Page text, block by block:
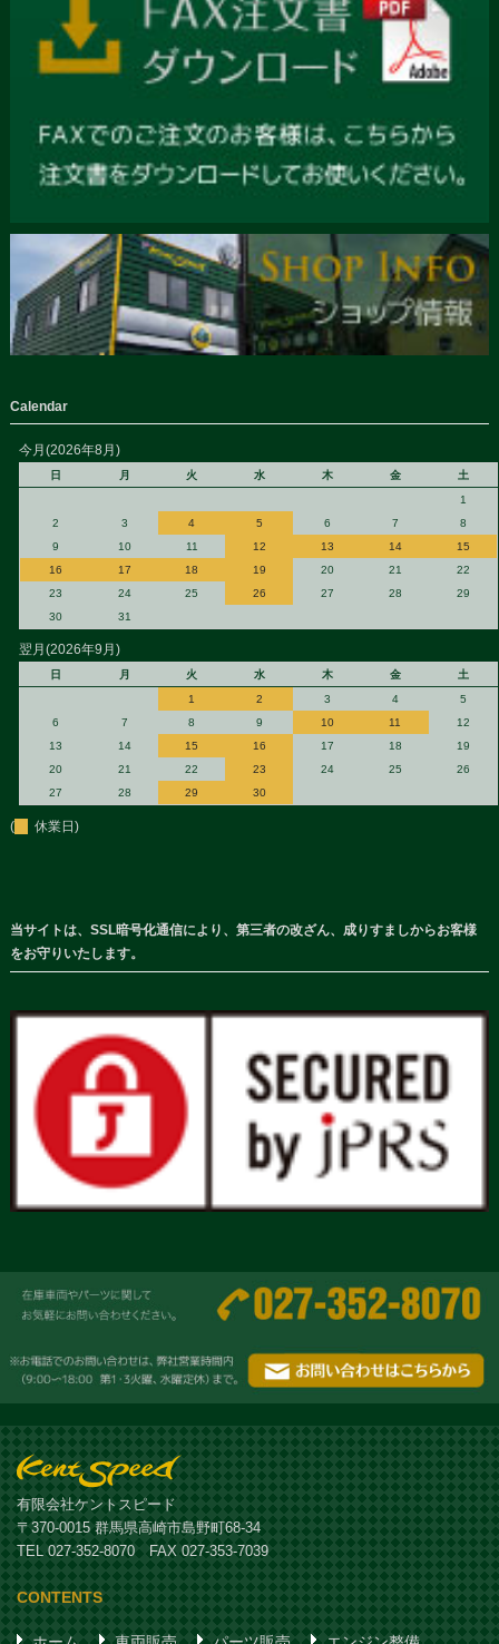
Calendar
今月(2026年8月)
日 月 火 水 木 金
土
1
2
3 4 5 6 7
8
9
10 11 12 13 14
15
16
17 18 19 20 21
22
23
24 25 26 27 28
29
30
31
翌月(2026年9月)
日 月 火 水 木 金
土
1
2 3 4
5
6
7 8 9 10 11
12
13
14 15 16 17 18
19
20
21 22 23 24 25
26
27
28 29 30
( 休業日)
当サイトは、SSL暗号化通信により、第三者の改ざん、成りすましからお客様
をお守りいたします。
有限会社ケントスピード
〒370-0015 群馬県高崎市島野町68-34
TEL 027-352-8070 FAX 027-353-7039
CONTENTS